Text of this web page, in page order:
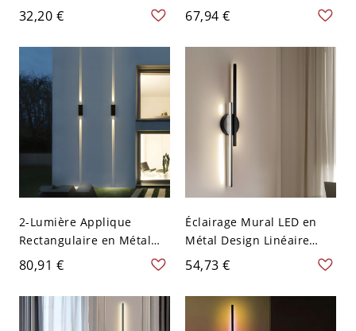
en Métal Applique LED
pour Porche
32,20 €
Transparent Lampe
Murale Style
Contemporain en Or
Métallique
67,94 €
2-Lumière Applique
Rectangulaire en Métal
Moderne Lampe Murale
LED pour Extérieur
80,91 €
Éclairage Mural LED en
Métal Design Linéaire
Applique Murale Style
Contemporain
54,73 €